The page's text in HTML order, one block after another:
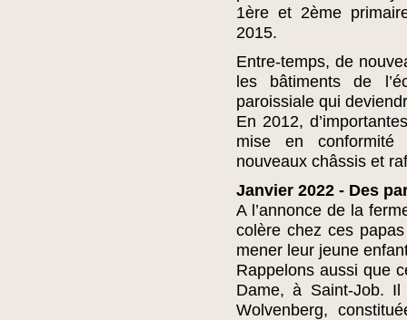
1ère et 2ème
2015.
Entre-temps, de
les bâtiments de
paroissiale qui
En 2012,
mise en conformité
nouveaux châssis et
Janvier 2022 - Des
A l’annonce de la
colère chez ces
mener leur jeune
Rappelons aussi que
Dame, à Saint-Job. Il
Wolvenberg,